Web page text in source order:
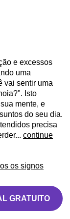
e excessos
uma
vai sentir uma
Isto
mente, e
do seu dia.
precisa
continue
os signos
GRATUITO